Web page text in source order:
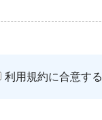
利用規約に合意する